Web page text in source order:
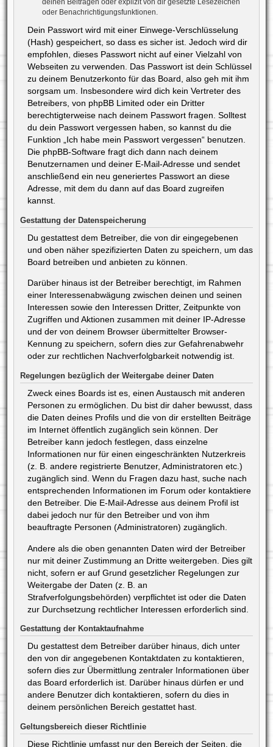
oder Benachrichtigungsfunktionen.
Dein Passwort wird mit einer Einwege-Verschlüsselung
(Hash) gespeichert, so dass es sicher ist. Jedoch wird dir
empfohlen, dieses Passwort nicht auf einer Vielzahl von
Webseiten zu verwenden. Das Passwort ist dein Schlüssel
zu deinem Benutzerkonto für das Board, also geh mit ihm
sorgsam um. Insbesondere wird dich kein Vertreter des
Betreibers, von phpBB Limited oder ein Dritter
berechtigterweise nach deinem Passwort fragen. Solltest
du dein Passwort vergessen haben, so kannst du die
Funktion „Ich habe mein Passwort vergessen“ benutzen.
Die phpBB-Software fragt dich dann nach deinem
Benutzernamen und deiner E-Mail-Adresse und sendet
anschließend ein neu generiertes Passwort an diese
Adresse, mit dem du dann auf das Board zugreifen
kannst.
Gestattung der Datenspeicherung
Du gestattest dem Betreiber, die von dir eingegebenen
und oben näher spezifizierten Daten zu speichern, um das
Board betreiben und anbieten zu können.
Darüber hinaus ist der Betreiber berechtigt, im Rahmen
einer Interessenabwägung zwischen deinen und seinen
Interessen sowie den Interessen Dritter, Zeitpunkte von
Zugriffen und Aktionen zusammen mit deiner IP-Adresse
und der von deinem Browser übermittelter Browser-
Kennung zu speichern, sofern dies zur Gefahrenabwehr
oder zur rechtlichen Nachverfolgbarkeit notwendig ist.
Regelungen bezüglich der Weitergabe deiner Daten
Zweck eines Boards ist es, einen Austausch mit anderen
Personen zu ermöglichen. Du bist dir daher bewusst, dass
die Daten deines Profils und die von dir erstellten Beiträge
im Internet öffentlich zugänglich sein können. Der
Betreiber kann jedoch festlegen, dass einzelne
Informationen nur für einen eingeschränkten Nutzerkreis
(z. B. andere registrierte Benutzer, Administratoren etc.)
zugänglich sind. Wenn du Fragen dazu hast, suche nach
entsprechenden Informationen im Forum oder kontaktiere
den Betreiber. Die E-Mail-Adresse aus deinem Profil ist
dabei jedoch nur für den Betreiber und von ihm
beauftragte Personen (Administratoren) zugänglich.
Andere als die oben genannten Daten wird der Betreiber
nur mit deiner Zustimmung an Dritte weitergeben. Dies gilt
nicht, sofern er auf Grund gesetzlicher Regelungen zur
Weitergabe der Daten (z. B. an
Strafverfolgungsbehörden) verpflichtet ist oder die Daten
zur Durchsetzung rechtlicher Interessen erforderlich sind.
Gestattung der Kontaktaufnahme
Du gestattest dem Betreiber darüber hinaus, dich unter
den von dir angegebenen Kontaktdaten zu kontaktieren,
sofern dies zur Übermittlung zentraler Informationen über
das Board erforderlich ist. Darüber hinaus dürfen er und
andere Benutzer dich kontaktieren, sofern du dies in
deinem persönlichen Bereich gestattet hast.
Geltungsbereich dieser Richtlinie
Diese Richtlinie umfasst nur den Bereich der Seiten, die